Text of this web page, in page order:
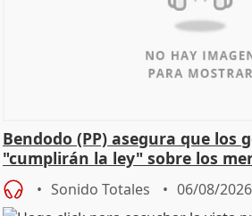
Bendodo (PP) asegura que los
"cumplirán la ley" sobre los
Sonido Totales 06/08/2026